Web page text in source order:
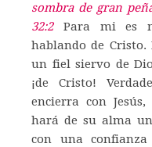
sombra de gran
32:2 Para mi es
hablando de Cristo.
un fiel siervo de
¡de Cristo!
encierra con
hará de su alma
con una